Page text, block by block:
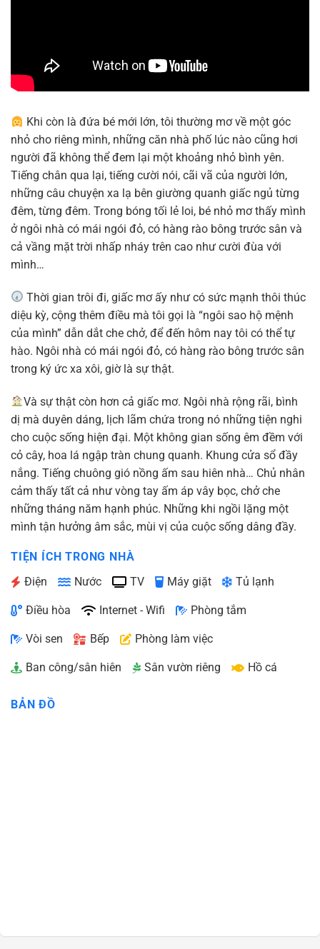
Khi còn là đứa bé mới lớn, tôi thường mơ về một góc
nhỏ cho riêng mình, những căn nhà phố lúc nào cũng hơi
người đã không thể đem lại một khoảng nhỏ bình yên.
Tiếng chân qua lại, tiếng cười nói, cãi vã của người lớn,
những câu chuyện xa lạ bên giường quanh giấc ngủ từng
đêm, từng đêm. Trong bóng tối lẻ loi, bé nhỏ mơ thấy mình
ở ngôi nhà có mái ngói đỏ, có hàng rào bông trước sân và
cả vầng mặt trời nhấp nháy trên cao như cười đùa với
mình…
Thời gian trôi đi, giấc mơ ấy như có sức mạnh thôi thúc
diệu kỳ, cộng thêm điều mà tôi gọi là “ngôi sao hộ mệnh
của mình” dẫn dắt che chở, để đến hôm nay tôi có thể tự
hào. Ngôi nhà có mái ngói đỏ, có hàng rào bông trước sân
trong ký ức xa xôi, giờ là sự thật.
Và sự thật còn hơn cả giấc mơ. Ngôi nhà rộng rãi, bình
dị mà duyên dáng, lịch lãm chứa trong nó những tiện nghi
cho cuộc sống hiện đại. Một không gian sống êm đềm với
cỏ cây, hoa lá ngập tràn chung quanh. Khung cửa sổ đầy
nắng. Tiếng chuông gió nồng ấm sau hiên nhà… Chủ nhân
cảm thấy tất cả như vòng tay ấm áp vây bọc, chở che
những tháng năm hạnh phúc. Những khi ngồi lặng một
mình tận hưởng âm sắc, mùi vị của cuộc sống dâng đầy.
TIỆN ÍCH TRONG NHÀ
Điện
Nước TV Máy giặt Tủ lạnh
Điều hòa Internet - Wifi Phòng tắm
Vòi sen Bếp Phòng làm việc
Ban công/sân hiên Sân vườn riêng Hồ cá
BẢN ĐỒ